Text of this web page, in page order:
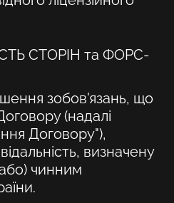
СТОРІН та ФОРС-
зобов'язань, що
(надалі
Договору"),
визначену
чинним